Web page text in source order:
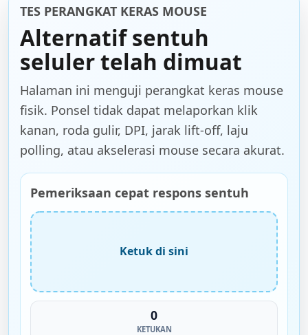
TES PERANGKAT KERAS MOUSE
Alternatif sentuh
seluler telah dimuat
Halaman ini menguji perangkat keras mouse
fisik. Ponsel tidak dapat melaporkan klik
kanan, roda gulir, DPI, jarak lift-off, laju
polling, atau akselerasi mouse secara akurat.
Pemeriksaan cepat respons sentuh
Ketuk di sini
0
KETUKAN